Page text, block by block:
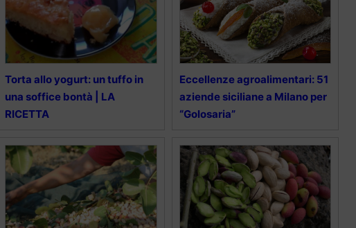
Torta allo yogurt: un tuffo in
una soffice bontà | LA
RICETTA
Eccellenze agroalimentari: 51
aziende siciliane a Milano per
“Golosaria”